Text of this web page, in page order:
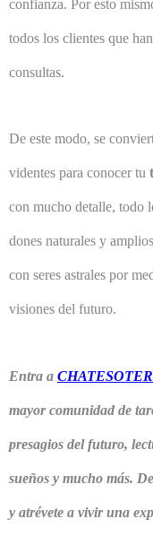
confianza. Por esto
todos los clientes que
consultas.
De este modo, se
videntes para conocer tu
con mucho detalle, todo
dones naturales y
con seres astrales por
visiones del futuro.
Entra a
mayor comunidad de
presagios del futuro,
sueños y mucho más.
y atrévete a vivir una